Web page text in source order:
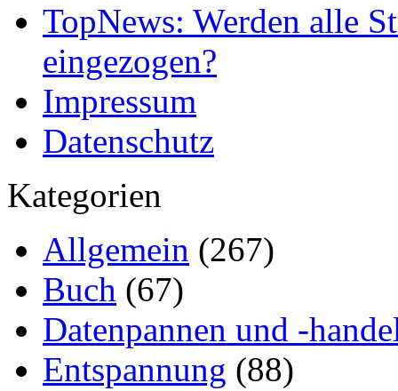
TopNews: Werden alle
eingezogen?
Impressum
Datenschutz
Kategorien
Allgemein (267)
Buch (67)
Datenpannen und -
Entspannung (88)